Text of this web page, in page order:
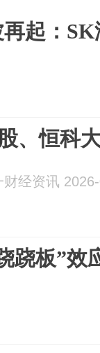
起：
、恒科
财经资讯
跷板”效